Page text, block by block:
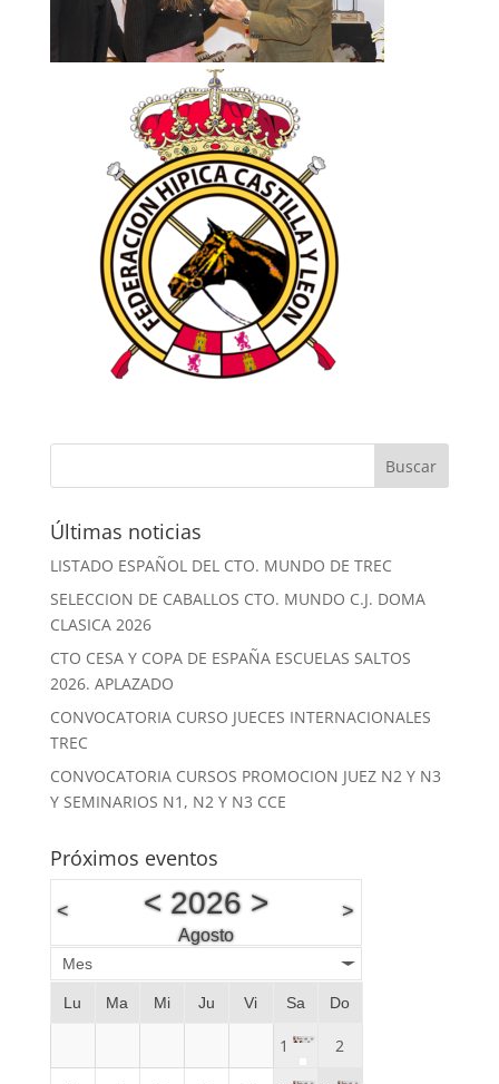
Últimas noticias
LISTADO ESPAÑOL DEL CTO. MUNDO DE TREC
SELECCION DE CABALLOS CTO. MUNDO C.J. DOMA
CLASICA 2026
CTO CESA Y COPA DE ESPAÑA ESCUELAS SALTOS
2026. APLAZADO
CONVOCATORIA CURSO JUECES INTERNACIONALES
TREC
CONVOCATORIA CURSOS PROMOCION JUEZ N2 Y N3
Y SEMINARIOS N1, N2 Y N3 CCE
Próximos eventos
< < 2026>
Agosto
>
Mes
Lu Ma Mi Ju Vi Sa Do
1 2